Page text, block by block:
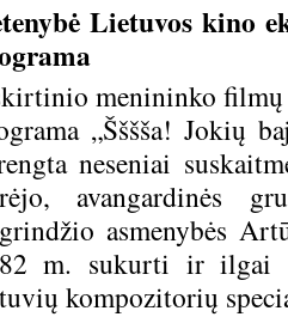
Lietuvos kino
menininko filmų
„Šššša! Jokių
neseniai
avangardinės
asmenybės
m. sukurti ir ilgai
kompozitorių